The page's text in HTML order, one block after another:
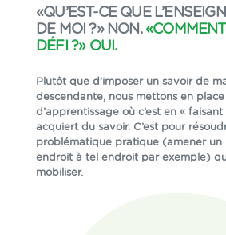
«QU’EST-CE QUE
DE MOI ?» NON.
DÉFI ?» OUI.
Plutôt que d’imposer un savoir de
descendante, nous mettons en
d’apprentissage où c’est en « faisant
acquiert du savoir. C’est pour
problématique pratique (amener un
endroit à tel endroit par exemple)
mobiliser.